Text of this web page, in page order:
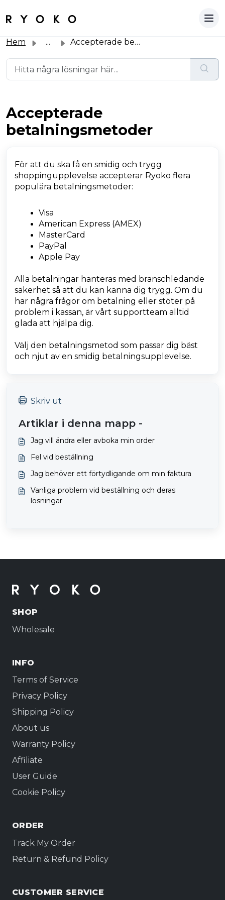
Hem ... Accepterade betalningsmetoder
Accepterade
betalningsmetoder
För att du ska få en smidig och trygg
shoppingupplevelse accepterar Ryoko flera
populära betalningsmetoder:
Visa
American Express (AMEX)
MasterCard
PayPal
Apple Pay
Alla betalningar hanteras med branschledande
säkerhet så att du kan känna dig trygg. Om du
har några frågor om betalning eller stöter på
problem i kassan, är vårt supportteam alltid
glada att hjälpa dig.
Välj den betalningsmetod som passar dig bäst
och njut av en smidig betalningsupplevelse.
Skriv ut
Artiklar i denna mapp -
Jag vill ändra eller avboka min order
Fel vid beställning
Jag behöver ett förtydligande om min faktura
Vanliga problem vid beställning och deras
lösningar
SHOP
Wholesale
INFO
Terms of Service
Privacy Policy
Shipping Policy
About us
Warranty Policy
Affiliate
User Guide
Cookie Policy
ORDER
Track My Order
Return & Refund Policy
CUSTOMER SERVICE